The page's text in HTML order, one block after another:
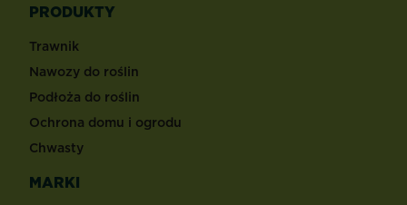
PRODUKTY
Trawnik
Nawozy do roślin
Podłoża do roślin
Ochrona domu i ogrodu
Chwasty
MARKI